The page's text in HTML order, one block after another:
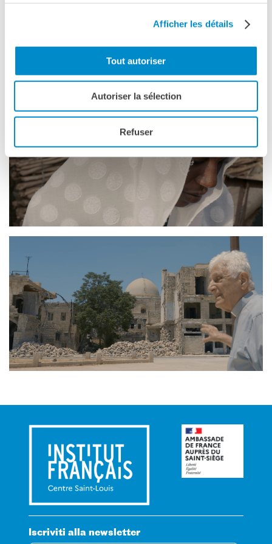
Afficher les détails
Tout autoriser
Autoriser la sélection
Refuser
Iscriviti alla newsletter